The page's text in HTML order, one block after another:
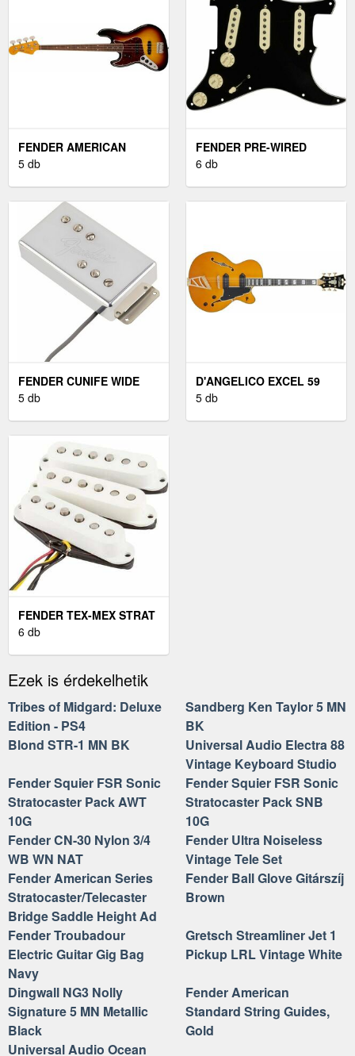
FENDER AMERICAN
VINTAGE II 1966 3-COLOR
5 db
FENDER PRE-WIRED
STRAT SSS 57/62
6 db
FENDER CUNIFE WIDE
RANGE NECK
5 db
D'ANGELICO EXCEL 59
VINTAGE NATURAL
5 db
FENDER TEX-MEX STRAT
HANGSZEDŐ
6 db
Ezek is érdekelhetik
Tribes of Midgard: Deluxe
Edition - PS4
Sandberg Ken Taylor 5 MN
BK
Blond STR-1 MN BK
Universal Audio Electra 88
Vintage Keyboard Studio
Fender Squier FSR Sonic
Stratocaster Pack AWT
10G
Fender Squier FSR Sonic
Stratocaster Pack SNB
10G
Fender CN-30 Nylon 3/4
WB WN NAT
Fender Ultra Noiseless
Vintage Tele Set
Fender American Series
Stratocaster/Telecaster
Bridge Saddle Height Ad
Fender Ball Glove Gitárszíj
Brown
Fender Troubadour
Electric Guitar Gig Bag
Navy
Gretsch Streamliner Jet 1
Pickup LRL Vintage White
Dingwall NG3 Nolly
Signature 5 MN Metallic
Black
Fender American
Standard String Guides,
Gold
Universal Audio Ocean